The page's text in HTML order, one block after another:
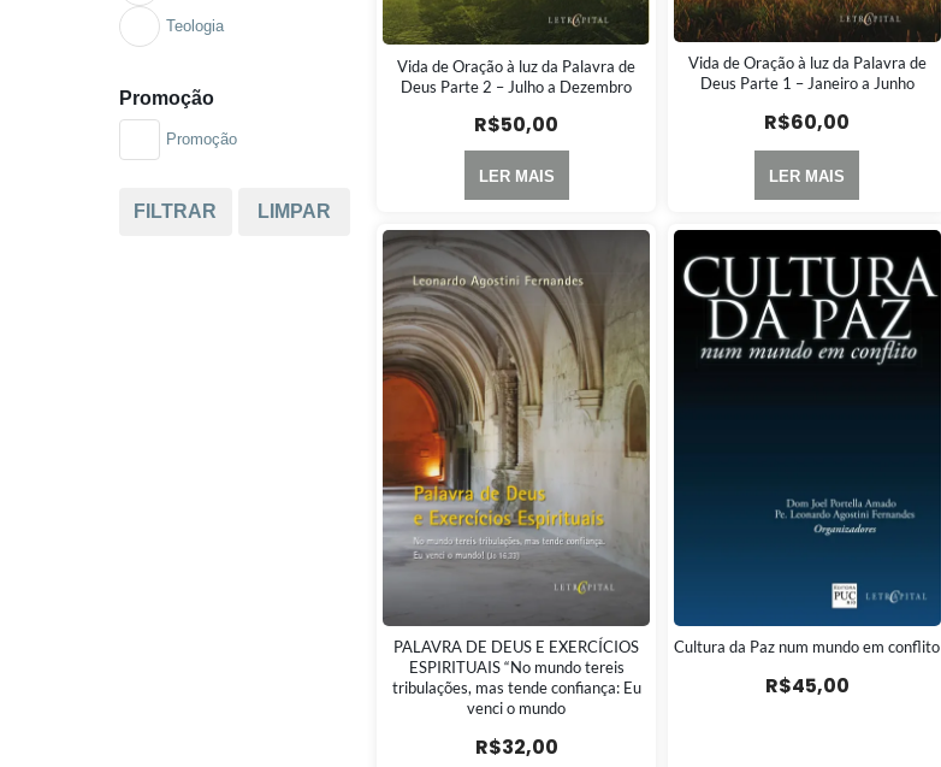
Teologia
Promoção
Promoção
FILTRAR LIMPAR
Vida de Oração à luz da Palavra de
Deus Parte 2 – Julho a Dezembro
R$50,00
LER MAIS
Vida de Oração à luz da Palavra de
Deus Parte 1 – Janeiro a Junho
R$60,00
LER MAIS
PALAVRA DE DEUS E EXERCÍCIOS
ESPIRITUAIS “No mundo tereis
tribulações, mas tende confiança: Eu
venci o mundo
R$32,00
Cultura da Paz num mundo em conflito
R$45,00